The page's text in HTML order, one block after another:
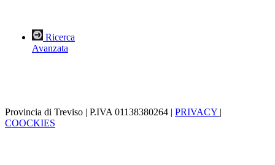
Ricerca
Avanzata
Provincia di Treviso | P.IVA 01138380264 | PRIVACY |
COOCKIES